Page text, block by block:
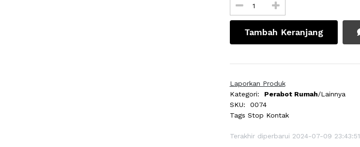
Tambah Keranjang
Laporkan Produk
Kategori:
Perabot Rumah/Lainnya
SKU:
0074
Tags Stop Kontak
Terakhir diperbarui 2024-07-09 23:43:51